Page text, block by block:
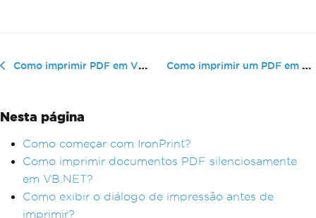
Como imprimir PDF em VB .NET sem o Adobe usando o IronPrint Como imprimir um PDF em VB.NET usan...
Nesta página
Como começar com IronPrint?
Como imprimir documentos PDF silenciosamente
em VB.NET?
Como exibir o diálogo de impressão antes de
imprimir?